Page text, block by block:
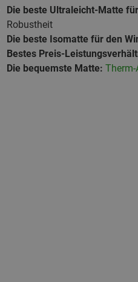
Die beste Ultraleicht-Matte
Robustheit
Die beste Isomatte für den
Bestes Preis-
Die bequemste Matte: Therm-